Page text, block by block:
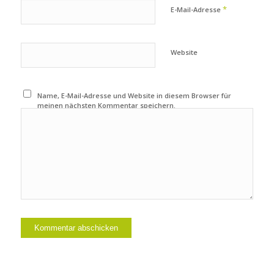
E-Mail-Adresse *
Website
Name, E-Mail-Adresse und Website in diesem Browser für
meinen nächsten Kommentar speichern.